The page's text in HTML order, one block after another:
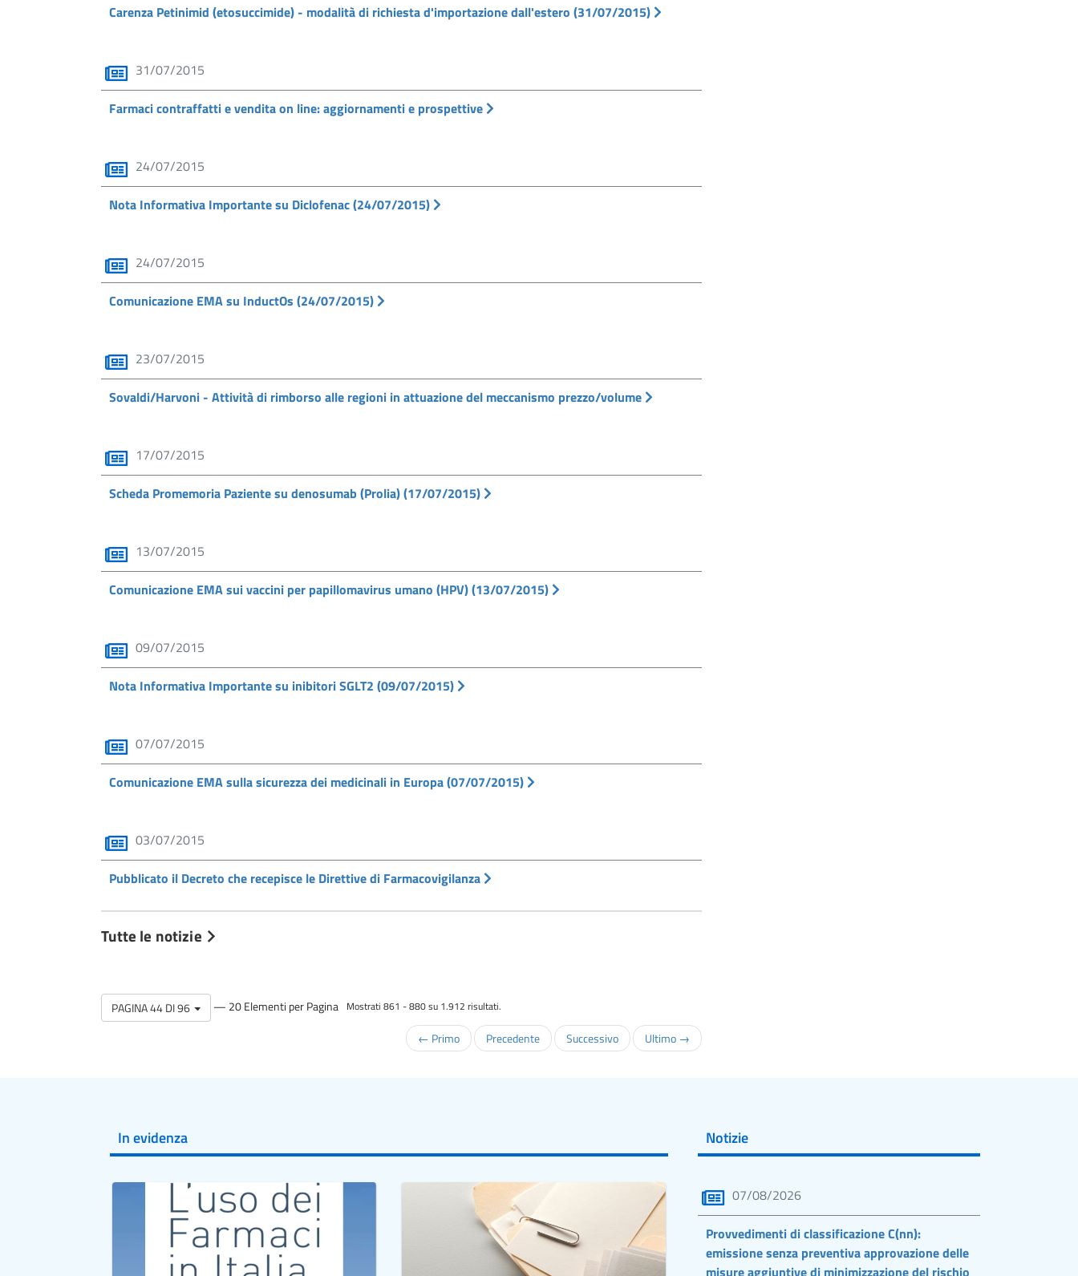
Carenza Petinimid (etosuccimide) - modalità di richiesta d'importazione dall'estero (31/07/2015)
31/07/2015
Farmaci contraffatti e vendita on line: aggiornamenti e prospettive
24/07/2015
Nota Informativa Importante su Diclofenac (24/07/2015)
24/07/2015
Comunicazione EMA su InductOs (24/07/2015)
23/07/2015
Sovaldi/Harvoni - Attività di rimborso alle regioni in attuazione del meccanismo prezzo/volume
17/07/2015
Scheda Promemoria Paziente su denosumab (Prolia) (17/07/2015)
13/07/2015
Comunicazione EMA sui vaccini per papillomavirus umano (HPV) (13/07/2015)
09/07/2015
Nota Informativa Importante su inibitori SGLT2 (09/07/2015)
07/07/2015
Comunicazione EMA sulla sicurezza dei medicinali in Europa (07/07/2015)
03/07/2015
Pubblicato il Decreto che recepisce le Direttive di Farmacovigilanza
Tutte le notizie
PAGINA 44 DI 96 — 20 Elementi per Pagina Mostrati 861 - 880 su 1.912 risultati.
← Primo Precedente Successivo Ultimo →
In evidenza Notizie
07/08/2026
Provvedimenti di classificazione C(nn):
emissione senza preventiva approvazione delle
misure aggiuntive di minimizzazione del rischio